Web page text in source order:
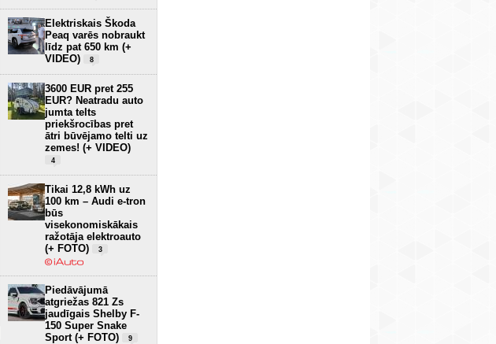
Elektriskais Škoda
Peaq varēs nobraukt
līdz pat 650 km (+
VIDEO)
8
3600 EUR pret 255
EUR? Neatradu auto
jumta telts
priekšrocības pret
ātri būvējamo telti uz
zemes! (+ VIDEO)
4
Tikai 12,8 kWh uz
100 km – Audi e-tron
būs
visekonomiskākais
ražotāja elektroauto
(+ FOTO)
3
Piedāvājumā
atgriežas 821 Zs
jaudīgais Shelby F-
150 Super Snake
Sport (+ FOTO)
9